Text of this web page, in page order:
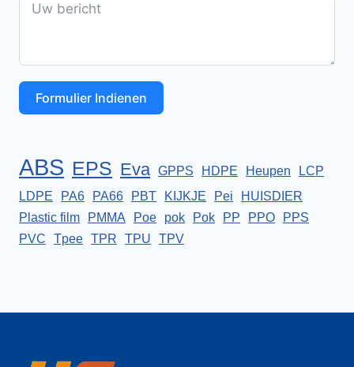
Formulier Indienen
ABS EPS Eva GPPS HDPE Heupen
LCP
LDPE
PA6 PA66 PBT KIJKJE Pei
HUISDIER
Plastic film
PMMA Poe pok Pok PP PPO
PPS
PVC
Tpee TPR TPU TPV